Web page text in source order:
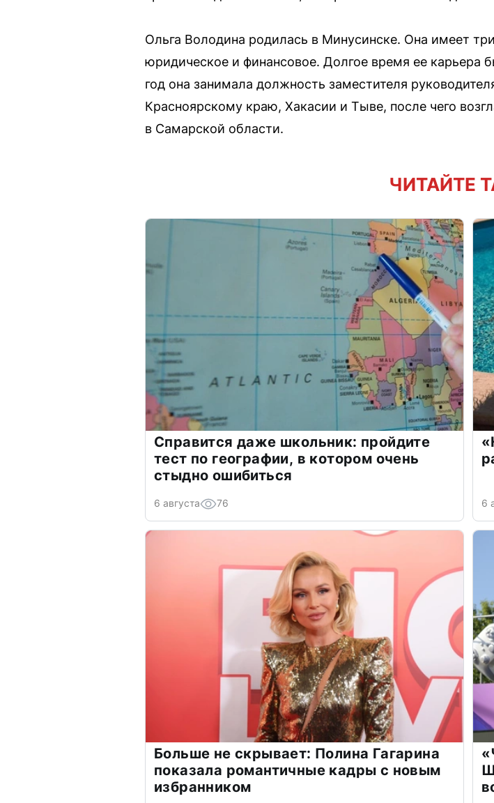
Ольга Володина родилась в Минусинске. Она имеет
юридическое и финансовое. Долгое время ее карьера
год она занимала должность заместителя
Красноярскому краю, Хакасии и Тыве, после чего
в Самарской области.
ЧИТАЙТЕ
Справится даже школьник: пройдите
тест по географии, в котором очень
стыдно ошибиться
6 августа 76 6
Больше не скрывает: Полина Гагарина
показала романтичные кадры с новым
избранником